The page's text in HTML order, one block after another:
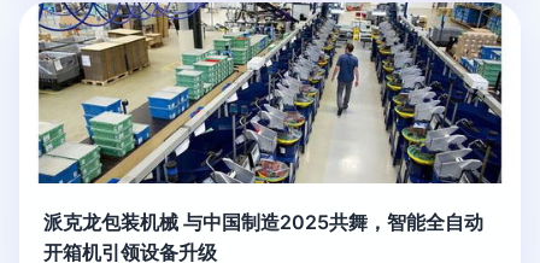
派克龙包装机械 与中国制造2025共舞，智能全自动
开箱机引领设备升级